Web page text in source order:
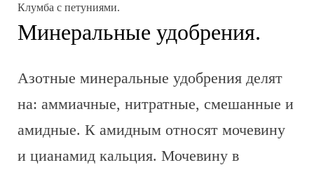
Клумба с петуниями.
Минеральные удобрения.
Азотные минеральные удобрения делят
на: аммиачные, нитратные, смешанные и
амидные. К амидным относят мочевину
и цианамид кальция. Мочевину в